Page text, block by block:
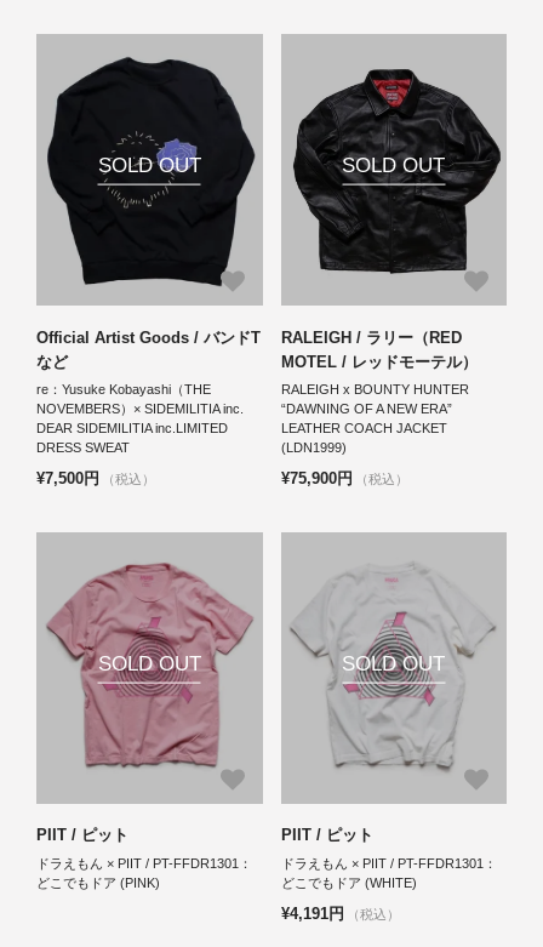
SOLD OUT
Official Artist Goods / バンドT
など
re：Yusuke Kobayashi（THE
NOVEMBERS）× SIDEMILITIA inc.
DEAR SIDEMILITIA inc.LIMITED
DRESS SWEAT
¥7,500円 （税込）
SOLD OUT
RALEIGH / ラリー（RED
MOTEL / レッドモーテル）
RALEIGH x BOUNTY HUNTER
“DAWNING OF A NEW ERA”
LEATHER COACH JACKET
(LDN1999)
¥75,900円 （税込）
SOLD OUT
PIIT / ピット
ドラえもん × PIIT / PT-FFDR1301：
どこでもドア (PINK)
SOLD OUT
PIIT / ピット
ドラえもん × PIIT / PT-FFDR1301：
どこでもドア (WHITE)
¥4,191円 （税込）